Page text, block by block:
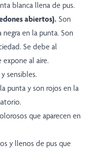
blanca llena de pus.
abiertos). Son
en la punta. Son
Se debe al
expone al aire.
sensibles.
punta y son rojos en la
que aparecen en
y llenos de pus que